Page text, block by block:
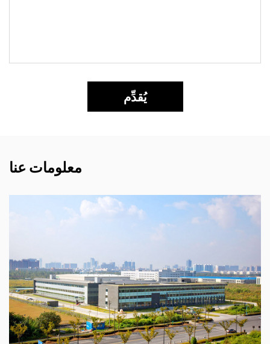
الصنفرة، مما يساهم بشكل أكبر في سهولة الاستخدام
والصيانة بشكل عام.
تحديد الحجم المناسب ليناسب أدوات الصنفرة الخاصة
بهم واختيار مستوى الحبيبات الذي يناسب تطبيقهم
المحدد. يضمن هذا التنوع أن يتمكن المستخدمون من
العثور على القرص الجميل لمشروعاتهم، سواء كانوا
يُقدِّم
معلومات عنا